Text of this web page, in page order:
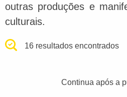
outras produções e
culturais.
16 resultados encontrados
Continua após a